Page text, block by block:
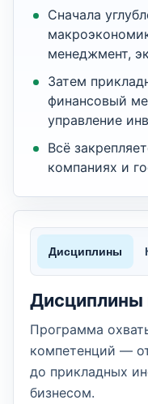
Сначала
менеджмент,
Затем
финансовый
управление
Всё
компаниях и
Дисциплины
Дисциплины
Программа
компетенций —
до прикладных
бизнесом.